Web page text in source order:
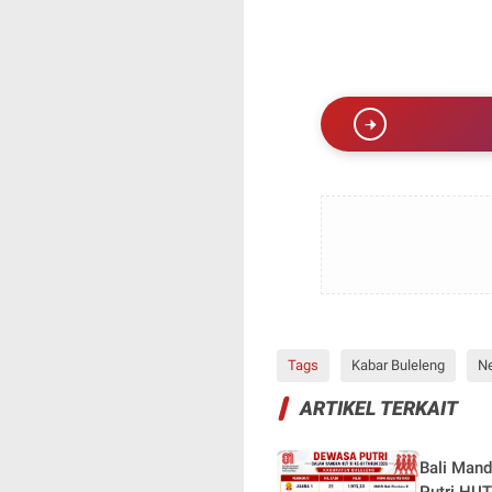
Tags Kabar Buleleng
ARTIKEL TERKAIT
Bali